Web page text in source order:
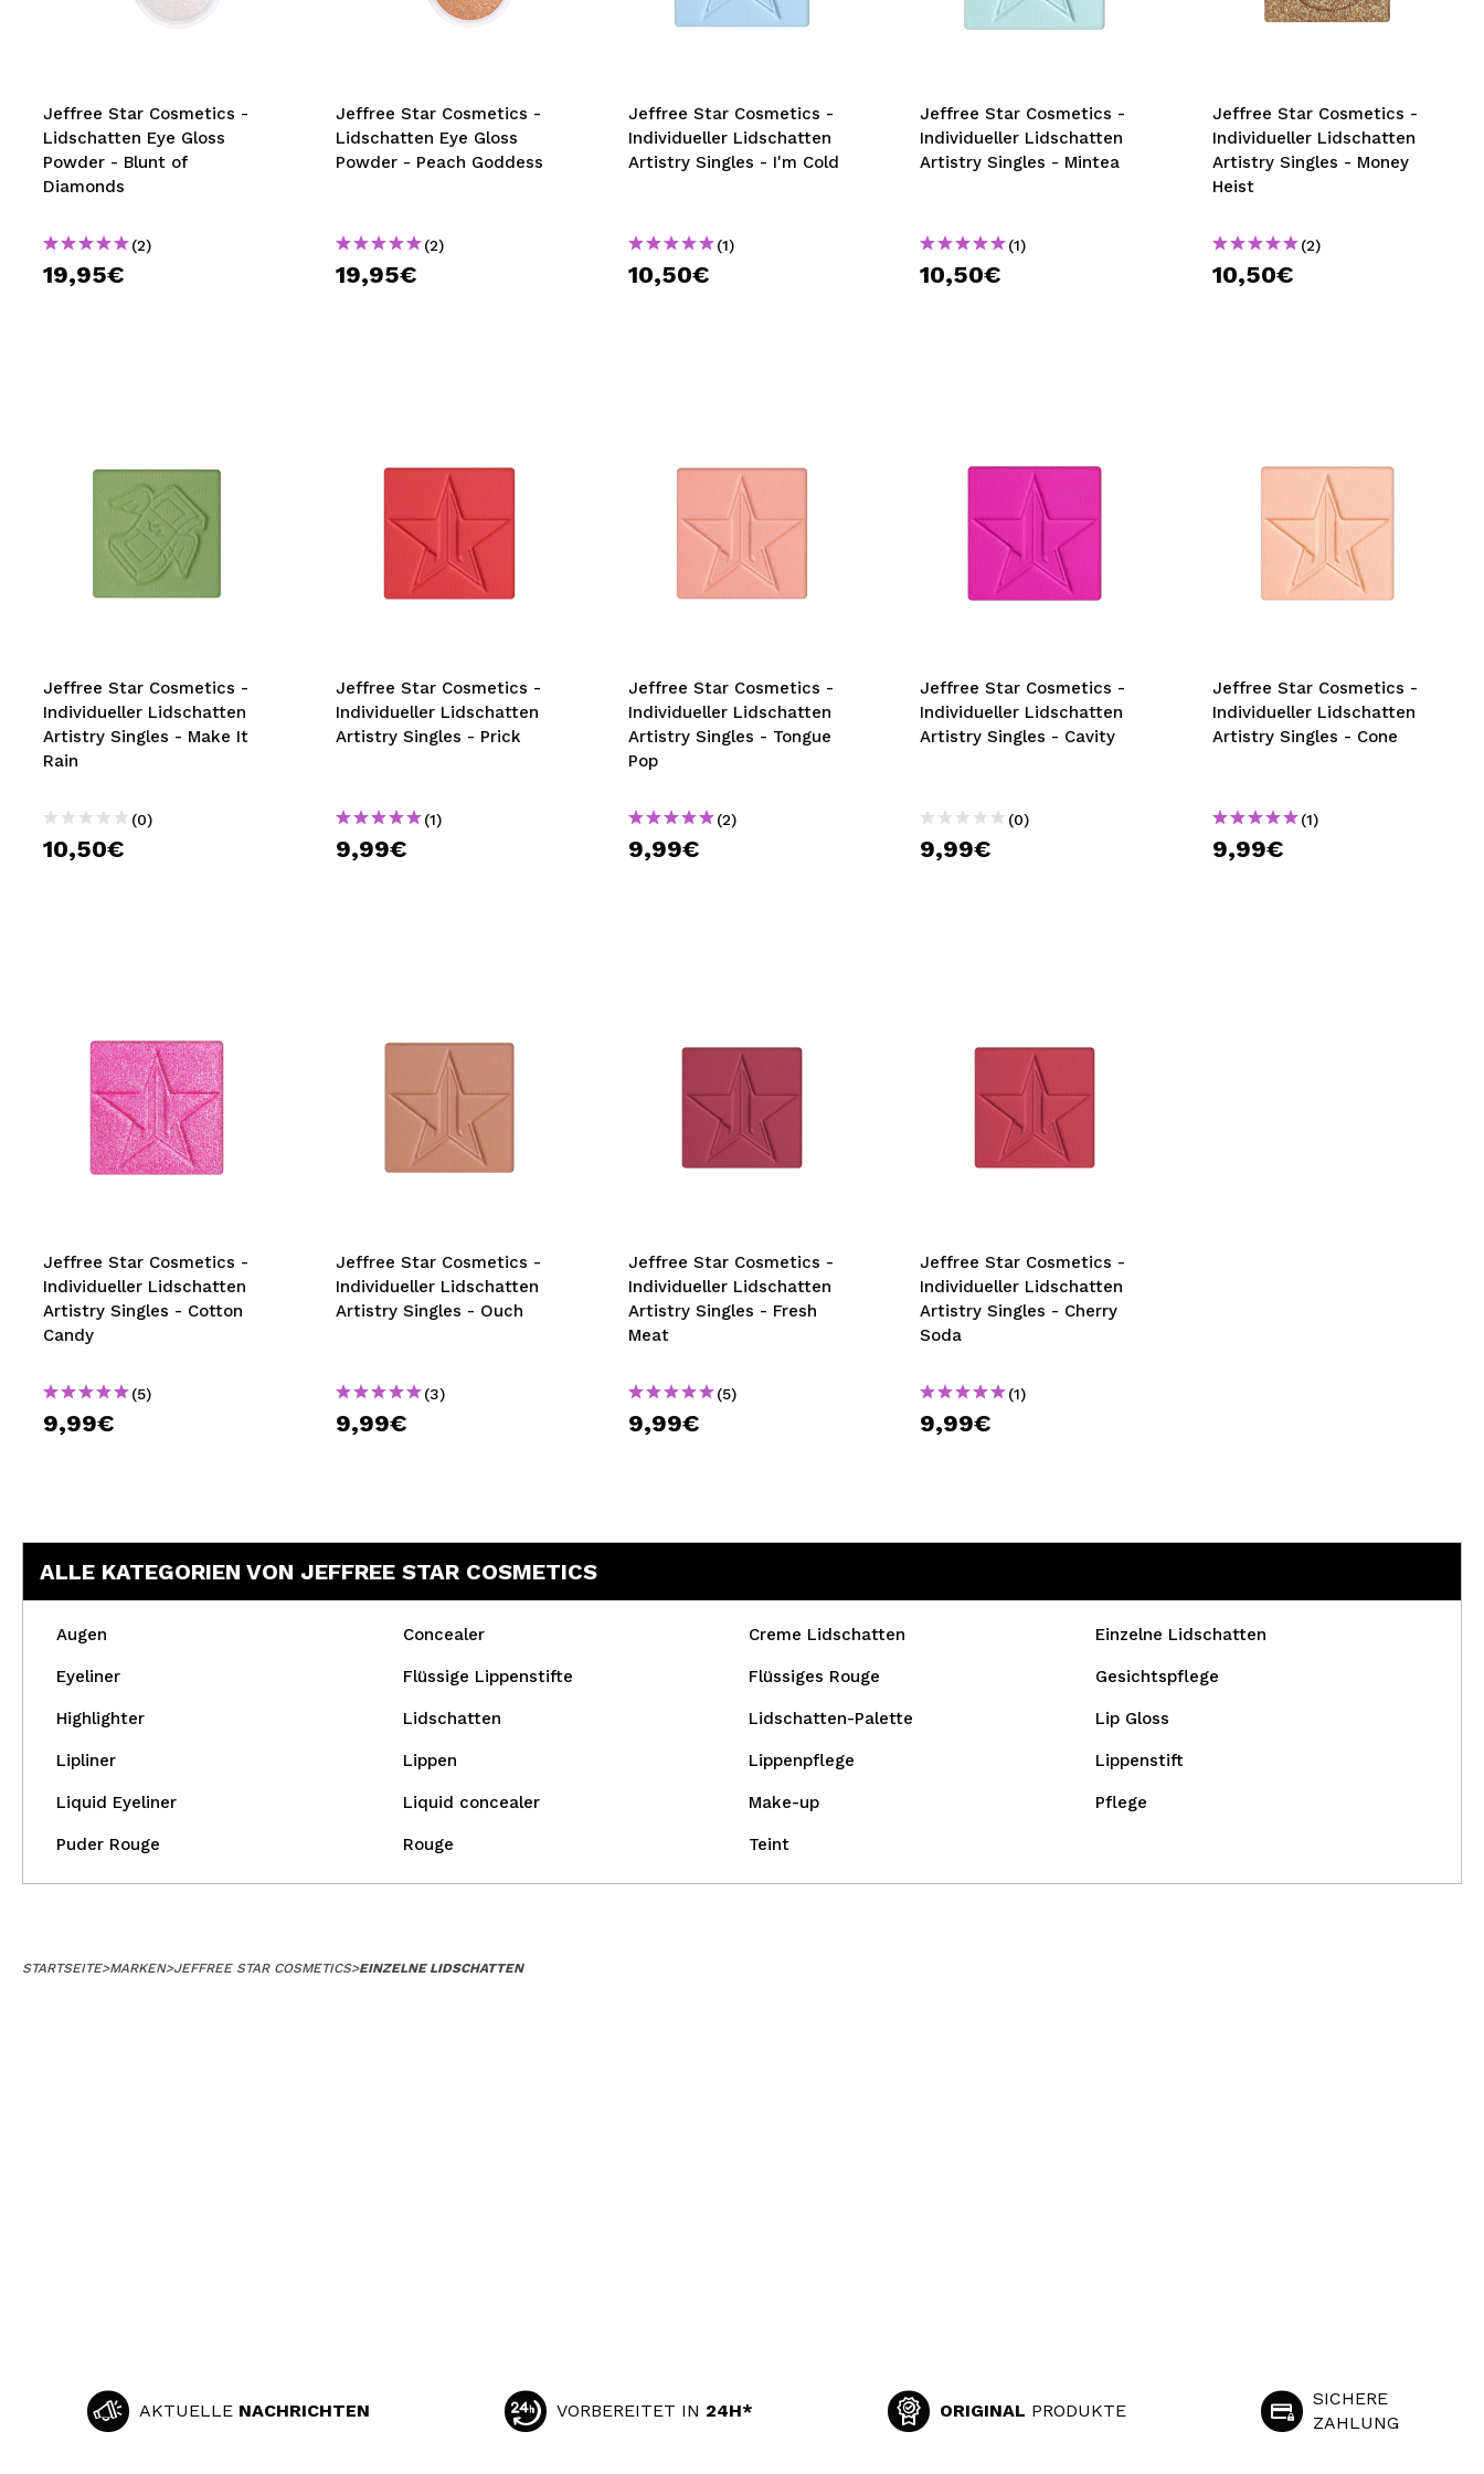
MAQUIFARMA
TRAVEL SIZE
NATURE
SPECIALS
OUTLET
bisherigen Vorgänge einsehen.
BENUTZERKONTO ERSTELLEN
Jeffree Star Cosmetics -
Lidschatten Eye Gloss
Powder - Blunt of
Diamonds
(2)
19,95€
Jeffree Star Cosmetics -
Lidschatten Eye Gloss
Powder - Peach Goddess
(2)
19,95€
Jeffree Star Cosmetics -
Individueller Lidschatten
Artistry Singles - I'm Cold
(1)
10,50€
Jeffree Star Cosmetics -
Individueller Lidschatten
Artistry Singles - Mintea
(1)
10,50€
Jeffree Star Cosmetics -
Individueller Lidschatten
Artistry Singles - Money
Heist
(2)
10,50€
Jeffree Star Cosmetics -
Individueller Lidschatten
Artistry Singles - Make It
Rain
(0)
10,50€
Jeffree Star Cosmetics -
Individueller Lidschatten
Artistry Singles - Prick
(1)
9,99€
Jeffree Star Cosmetics -
Individueller Lidschatten
Artistry Singles - Tongue
Pop
(2)
9,99€
Jeffree Star Cosmetics -
Individueller Lidschatten
Artistry Singles - Cavity
(0)
9,99€
Jeffree Star Cosmetics -
Individueller Lidschatten
Artistry Singles - Cone
(1)
9,99€
Jeffree Star Cosmetics -
Individueller Lidschatten
Artistry Singles - Cotton
Candy
(5)
9,99€
Jeffree Star Cosmetics -
Individueller Lidschatten
Artistry Singles - Ouch
(3)
9,99€
Jeffree Star Cosmetics -
Individueller Lidschatten
Artistry Singles - Fresh
Meat
(5)
9,99€
Jeffree Star Cosmetics -
Individueller Lidschatten
Artistry Singles - Cherry
Soda
(1)
9,99€
ALLE KATEGORIEN VON JEFFREE STAR COSMETICS
Augen Concealer Creme Lidschatten Einzelne Lidschatten
Eyeliner Flüssige Lippenstifte Flüssiges Rouge Gesichtspflege
Highlighter Lidschatten Lidschatten-Palette Lip Gloss
Lipliner Lippen Lippenpflege Lippenstift
Liquid Eyeliner Liquid concealer Make-up Pflege
Puder Rouge Rouge Teint
STARTSEITE>MARKEN>JEFFREE STAR COSMETICS>EINZELNE LIDSCHATTEN
AKTUELLE NACHRICHTEN VORBEREITET IN 24H* ORIGINAL PRODUKTE
SICHERE
ZAHLUNG